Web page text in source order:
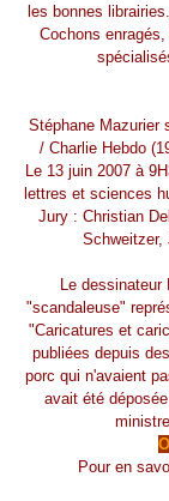
les bonnes
Cochons
Stéphane Mazurier
/ Charlie Hebdo
Le 13 juin 2007 à
lettres et sciences
Jury : Christian
Schweitzer,
Le
"scandaleuse"
"Caricatures et
publiées depuis
porc qui n'avaient
avait été
Pour en